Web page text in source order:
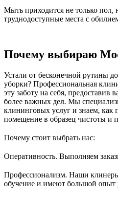
Мыть приходится не только пол,
труднодоступные места с
Почему выбираю
Устали от бесконечной рутины
уборки? Профессиональная
эту заботу на себя, предоставив
более важных дел. Мы
клининговых услуг и знаем, как
помещение в образец чистоты и
Почему стоит выбрать нас:
Оперативность. Выполняем
Профессионализм. Наши
обучение и имеют большой опыт